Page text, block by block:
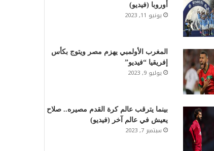
أوروبا (فيديو)
يونيو 11, 2023
المغرب الأولمبي يهزم مصر ويتوج بكأس
إفريقيا “فيديو”
يوليو 9, 2023
بينما يترقب عالم كرة القدم مصيره.. صلاح
يعيش في عالم آخر (فيديو)
سبتمبر 7, 2023